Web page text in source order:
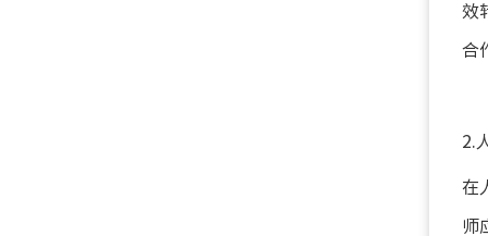
效
合
2.
在
师